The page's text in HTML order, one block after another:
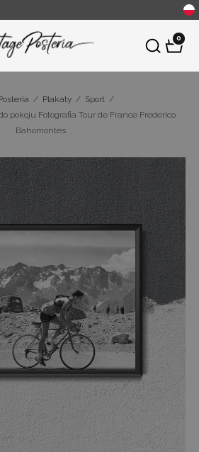
0
/ Plakaty / Sport /
pokoju Fotografia Tour de France Frederico
Bahomontes